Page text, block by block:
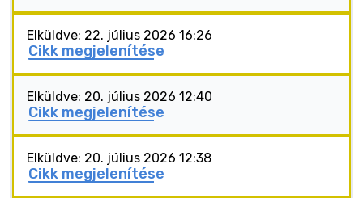
Elküldve: 22. július 2026 16:26
Cikk megjelenítése
Elküldve: 20. július 2026 12:40
Cikk megjelenítése
Elküldve: 20. július 2026 12:38
Cikk megjelenítése